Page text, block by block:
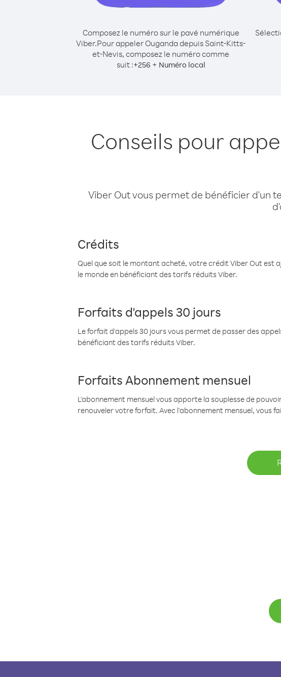
Composez le numéro sur le pavé numérique
Viber.Pour appeler Ouganda depuis Saint-Kitts-
et-Nevis, composez le numéro comme
suit :+256 + Numéro local
Conseils pour
Viber Out vous permet de bénéficier d'un
Crédits
Quel que soit le montant acheté, votre crédit Viber Out est
le monde en bénéficiant des tarifs réduits Viber.
Forfaits d'appels 30 jours
Le forfait d'appels 30 jours vous permet de passer des
bénéficiant des tarifs réduits Viber.
Forfaits Abonnement mensuel
L'abonnement mensuel vous apporte la souplesse de
renouveler votre forfait. Avec l'abonnement mensuel, vous